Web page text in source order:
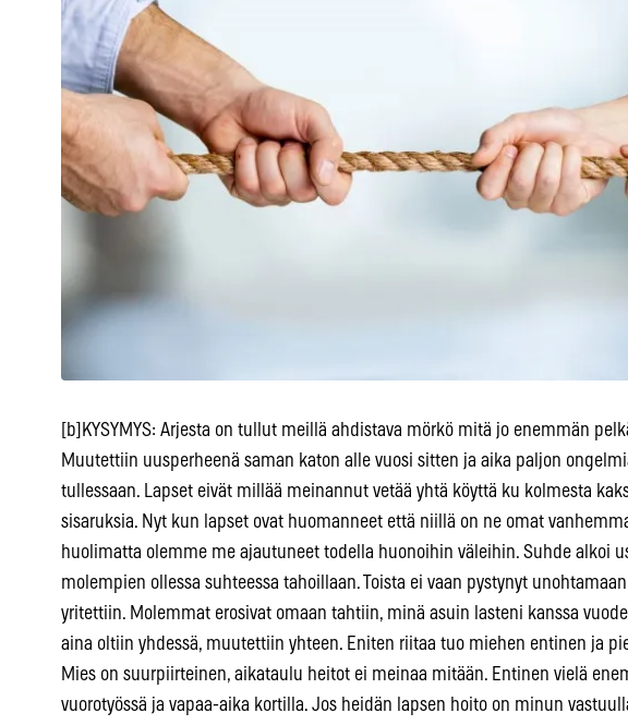
[b]KYSYMYS: Arjesta on tullut meillä ahdistava mörkö mitä jo enemmän
Muutettiin uusperheenä saman katon alle vuosi sitten ja aika paljon
tullessaan. Lapset eivät millää meinannut vetää yhtä köyttä ku kolmesta
sisaruksia. Nyt kun lapset ovat huomanneet että niillä on ne omat
huolimatta olemme me ajautuneet todella huonoihin väleihin. Suhde alkoi
molempien ollessa suhteessa tahoillaan. Toista ei vaan pystynyt
yritettiin. Molemmat erosivat omaan tahtiin, minä asuin lasteni kanssa
aina oltiin yhdessä, muutettiin yhteen. Eniten riitaa tuo miehen entinen ja
Mies on suurpiirteinen, aikataulu heitot ei meinaa mitään. Entinen vielä
vuorotyössä ja vapaa-aika kortilla. Jos heidän lapsen hoito on minun